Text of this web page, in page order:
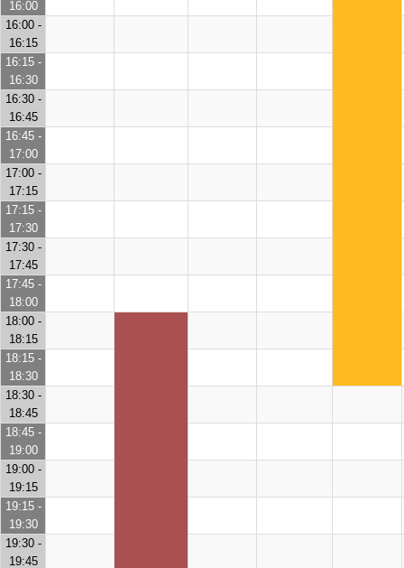
16:00
16:00 -
16:15
16:15 -
16:30
16:30 -
16:45
16:45 -
17:00
17:00 -
17:15
17:15 -
17:30
17:30 -
17:45
17:45 -
18:00
18:00 -
18:15
18:15 -
18:30
18:30 -
18:45
18:45 -
19:00
19:00 -
19:15
19:15 -
19:30
19:30 -
19:45